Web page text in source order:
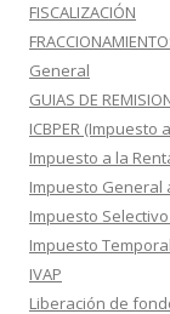
FISCALIZACIÓN
General
GUIAS DE
ICBPER
Impuesto a la
Impuesto General
Impuesto
Impuesto
IVAP
Liberación de